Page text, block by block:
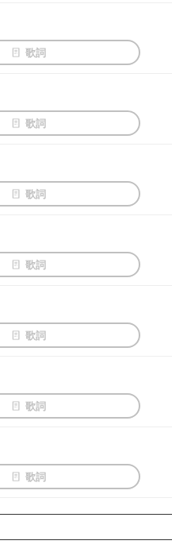
歌詞
歌詞
歌詞
歌詞
歌詞
歌詞
歌詞